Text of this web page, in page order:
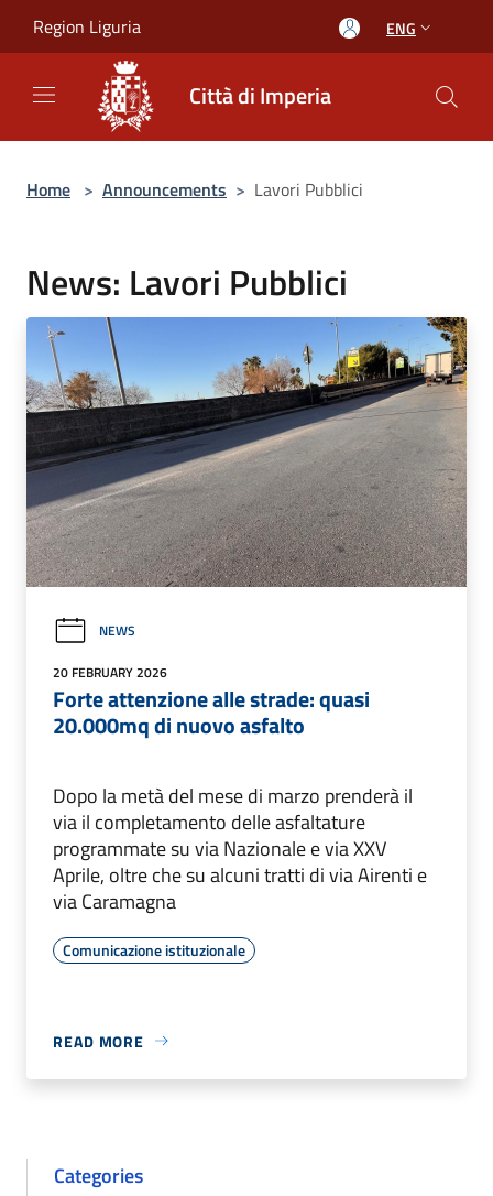
Region Liguria ENG
Città di Imperia
Home > Announcements > Lavori Pubblici
News: Lavori Pubblici
NEWS
20 FEBRUARY 2026
Forte attenzione alle strade: quasi
20.000mq di nuovo asfalto
Dopo la metà del mese di marzo prenderà il
via il completamento delle asfaltature
programmate su via Nazionale e via XXV
Aprile, oltre che su alcuni tratti di via Airenti e
via Caramagna
Comunicazione istituzionale
READ MORE
Categories